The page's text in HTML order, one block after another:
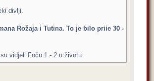
divlji.
Rožaja i Tutina. To je bilo priie 30 -
vidjeli Foču 1 - 2 u životu.